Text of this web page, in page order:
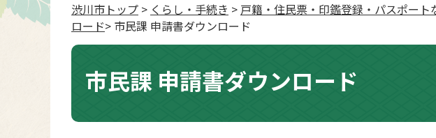
渋川市トップ > くらし・手続き > 戸籍・住民票・印鑑登録・パスポート
ロード> 市民課 申請書ダウンロード
市民課 申請書ダウンロード